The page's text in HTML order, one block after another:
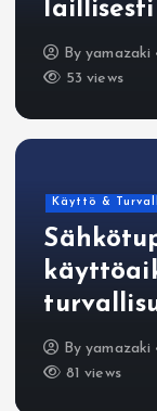
Byyamazaki
53 views
Käyttö &
Byyamazaki
81 views